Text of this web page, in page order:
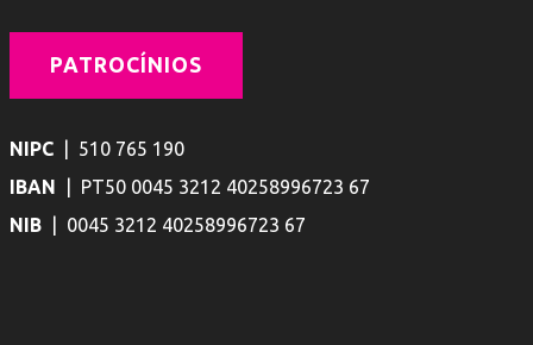
PATROCÍNIOS
NIPC | 510 765 190
IBAN | PT50 0045 3212 40258996723 67
NIB
| 0045 3212 40258996723 67